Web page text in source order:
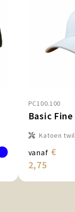
PC100.100
Basic
Katoen
vanaf €
2,75